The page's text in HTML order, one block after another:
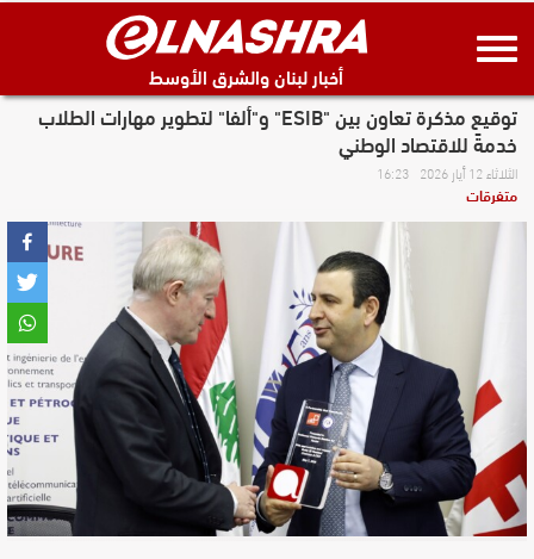
أخبار لبنان والشرق الأوسط
توقيع مذكرة تعاون بين "ESIB" و"ألفا" لتطوير مهارات الطلاب
خدمةً للاقتصاد الوطني
الثلاثاء 12 أيار 2026 16:23
متفرقات